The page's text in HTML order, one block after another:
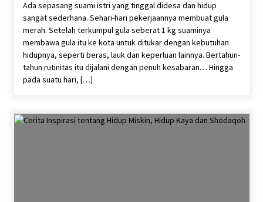
Ada sepasang suami istri yang tinggal didesa dan hidup
sangat sederhana. Sehari-hari pekerjaannya membuat gula
merah. Setelah terkumpul gula seberat 1 kg suaminya
membawa gula itu ke kota untuk ditukar dengan kebutuhan
hidupnya, seperti beras, lauk dan keperluan lainnya. Bertahun-
tahun rutinitas itu dijalani dengan penuh kesabaran… Hingga
pada suatu hari, […]